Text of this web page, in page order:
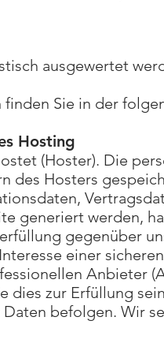
ausgewertet
Sie in der
Hosting
(Hoster). Die
des Hosters
generiert werden,
gegenüber
einer
Anbieter
dies zur Erfüllung
befolgen. Wir